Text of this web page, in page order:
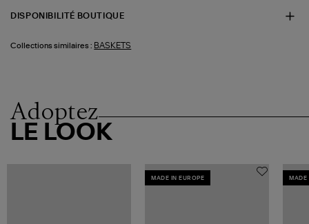
DISPONIBILITÉ BOUTIQUE
Collections similaires : BASKETS
Adoptez
LE LOOK
MADE IN EUROPE MADE